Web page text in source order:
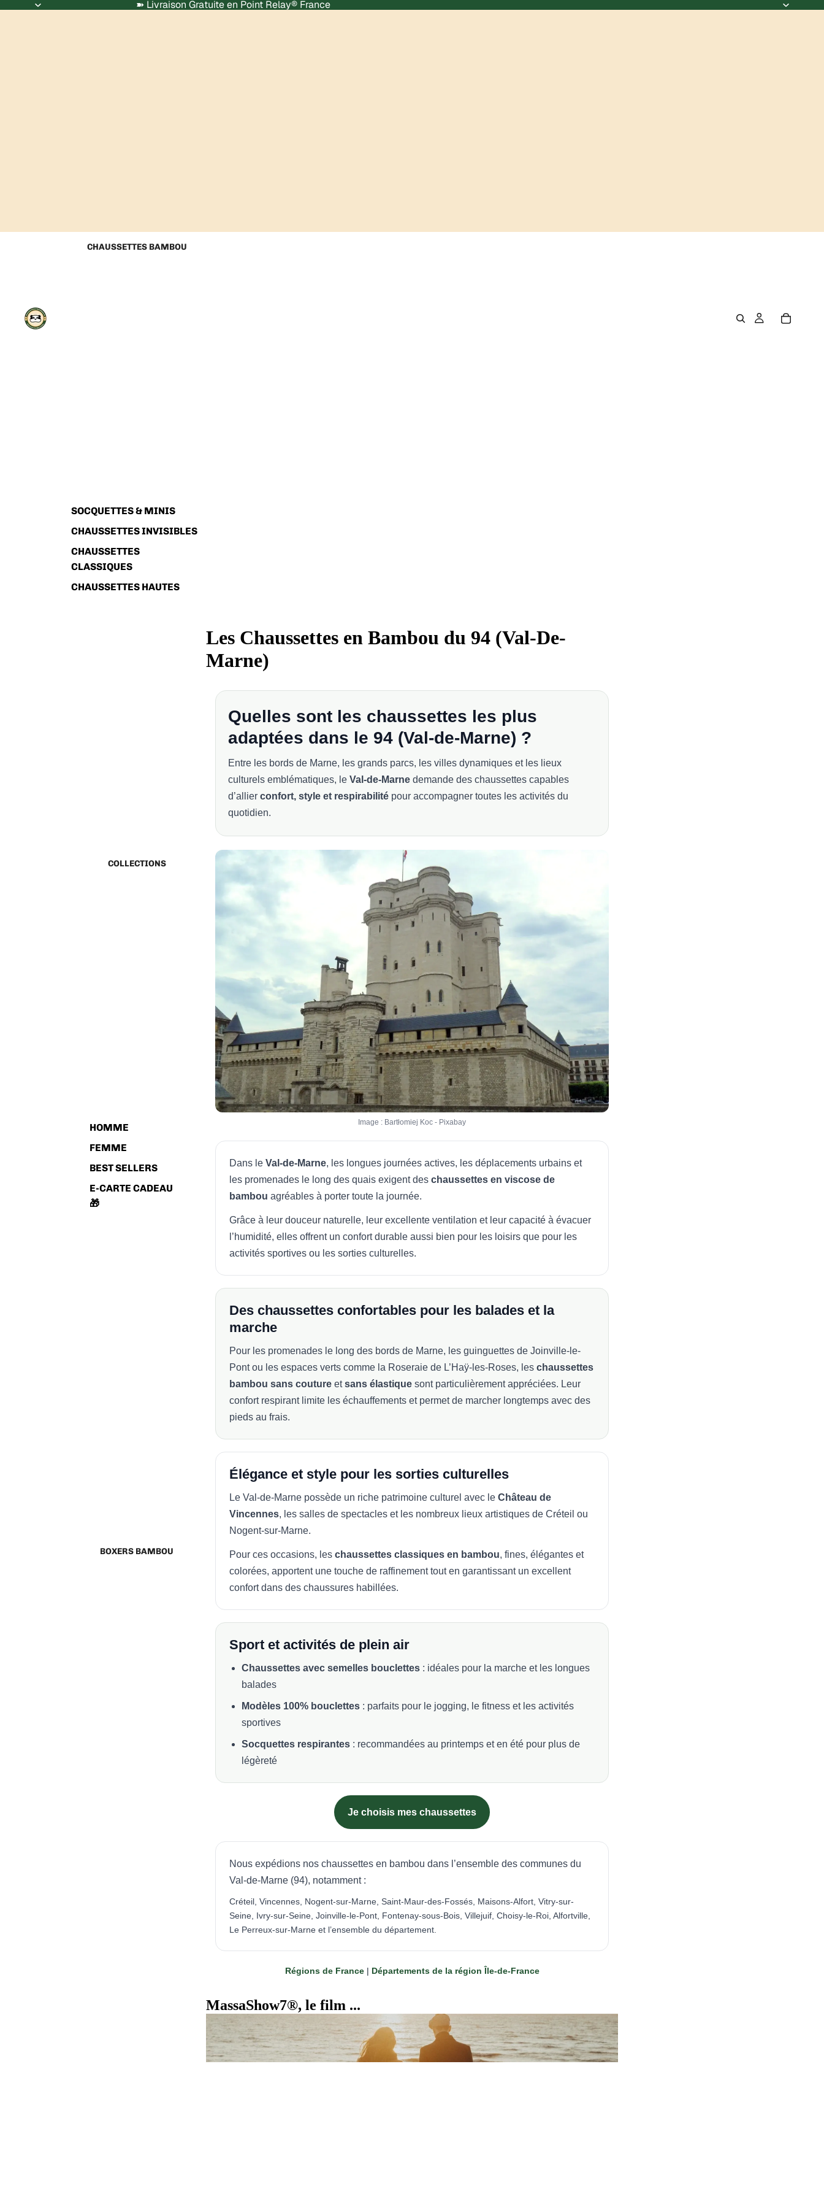
➽ Livraison Gratuite en Point Relay® France
CHAUSSETTES BAMBOU
SOCQUETTES & MINIS
CHAUSSETTES INVISIBLES
CHAUSSETTES
CLASSIQUES
CHAUSSETTES HAUTES
COLLECTIONS
HOMME
FEMME
BEST SELLERS
E-CARTE CADEAU
🎁
BOXERS BAMBOU
Les Chaussettes en Bambou du 94 (Val-De-
Marne)
Quelles sont les chaussettes les plus
adaptées dans le 94 (Val-de-Marne) ?
Entre les bords de Marne, les grands parcs, les villes dynamiques et les lieux
culturels emblématiques, le Val-de-Marne demande des chaussettes capables
d’allier confort, style et respirabilité pour accompagner toutes les activités du
quotidien.
Image : Bartłomiej Koc - Pixabay
Dans le Val-de-Marne, les longues journées actives, les déplacements urbains et
les promenades le long des quais exigent des chaussettes en viscose de
bambou agréables à porter toute la journée.
Grâce à leur douceur naturelle, leur excellente ventilation et leur capacité à évacuer
l’humidité, elles offrent un confort durable aussi bien pour les loisirs que pour les
activités sportives ou les sorties culturelles.
Des chaussettes confortables pour les balades et la
marche
Pour les promenades le long des bords de Marne, les guinguettes de Joinville-le-
Pont ou les espaces verts comme la Roseraie de L’Haÿ-les-Roses, les chaussettes
bambou sans couture etsans élastique sont particulièrement appréciées. Leur
confort respirant limite les échauffements et permet de marcher longtemps avec des
pieds au frais.
Élégance et style pour les sorties culturelles
Le Val-de-Marne possède un riche patrimoine culturel avec le Château de
Vincennes, les salles de spectacles et les nombreux lieux artistiques de Créteil ou
Nogent-sur-Marne.
Pour ces occasions, les chaussettes classiques en bambou, fines, élégantes et
colorées, apportent une touche de raffinement tout en garantissant un excellent
confort dans des chaussures habillées.
Sport et activités de plein air
Chaussettes avec semelles bouclettes : idéales pour la marche et les longues
balades
Modèles 100% bouclettes : parfaits pour le jogging, le fitness et les activités
sportives
Socquettes respirantes : recommandées au printemps et en été pour plus de
légèreté
Je choisis mes chaussettes
Nous expédions nos chaussettes en bambou dans l’ensemble des communes du
Val-de-Marne (94), notamment :
Créteil, Vincennes, Nogent-sur-Marne, Saint-Maur-des-Fossés, Maisons-Alfort, Vitry-sur-
Seine, Ivry-sur-Seine, Joinville-le-Pont, Fontenay-sous-Bois, Villejuif, Choisy-le-Roi, Alfortville,
Le Perreux-sur-Marne et l’ensemble du département.
Régions de France | Départements de la région Île-de-France
MassaShow7®, le film ...